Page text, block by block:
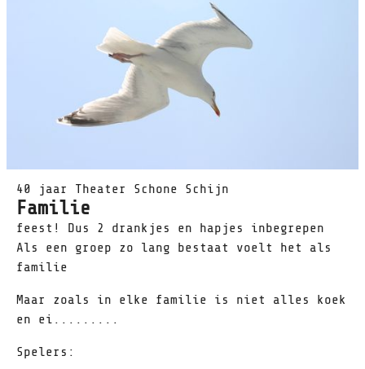
40 jaar Theater Schone Schijn
Familie
feest! Dus 2 drankjes en hapjes inbegrepen
Als een groep zo lang bestaat voelt het als
familie
Maar zoals in elke familie is niet alles koek
en ei.........
Spelers: